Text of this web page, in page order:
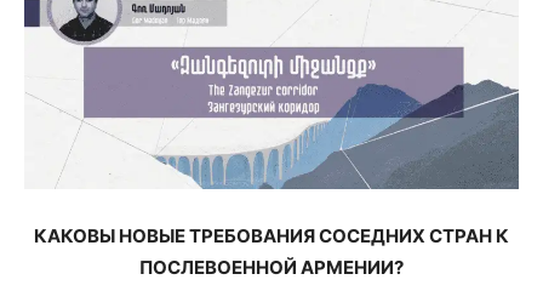
КАКОВЫ НОВЫЕ ТРЕБОВАНИЯ СОСЕДНИХ СТРАН К
ПОСЛЕВОЕННОЙ АРМЕНИИ?